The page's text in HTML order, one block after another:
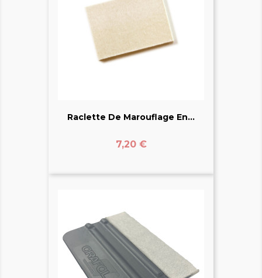
Raclette De Marouflage En...
Prix
7,20 €